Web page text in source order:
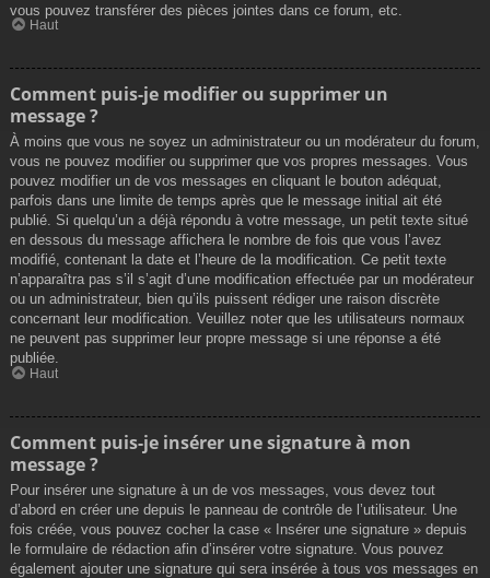
vous pouvez transférer des pièces jointes dans ce forum, etc.
Haut
Comment puis-je modifier ou supprimer un
message ?
À moins que vous ne soyez un administrateur ou un modérateur du forum,
vous ne pouvez modifier ou supprimer que vos propres messages. Vous
pouvez modifier un de vos messages en cliquant le bouton adéquat,
parfois dans une limite de temps après que le message initial ait été
publié. Si quelqu’un a déjà répondu à votre message, un petit texte situé
en dessous du message affichera le nombre de fois que vous l’avez
modifié, contenant la date et l’heure de la modification. Ce petit texte
n’apparaîtra pas s’il s’agit d’une modification effectuée par un modérateur
ou un administrateur, bien qu’ils puissent rédiger une raison discrète
concernant leur modification. Veuillez noter que les utilisateurs normaux
ne peuvent pas supprimer leur propre message si une réponse a été
publiée.
Haut
Comment puis-je insérer une signature à mon
message ?
Pour insérer une signature à un de vos messages, vous devez tout
d’abord en créer une depuis le panneau de contrôle de l’utilisateur. Une
fois créée, vous pouvez cocher la case « Insérer une signature » depuis
le formulaire de rédaction afin d’insérer votre signature. Vous pouvez
également ajouter une signature qui sera insérée à tous vos messages en